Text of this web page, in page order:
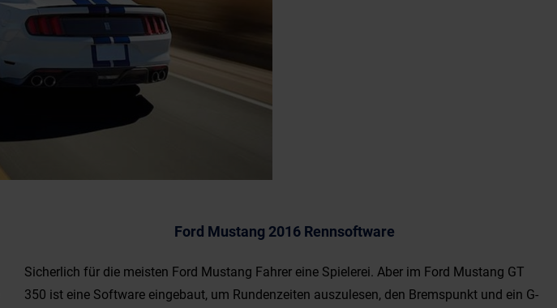
Ford Mustang 2016 Rennsoftware
Sicherlich für die meisten Ford Mustang Fahrer eine Spielerei. Aber im Ford Mustang GT
350 ist eine Software eingebaut, um Rundenzeiten auszulesen, den Bremspunkt und ein G-